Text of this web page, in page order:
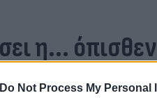
Do Not Process My Personal
η... όπισθεν
ως φαίνεται μέχρι